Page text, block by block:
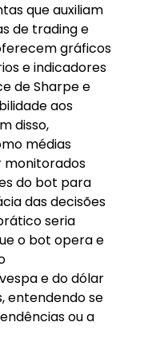
que auxiliam
de trading e
gráficos
e indicadores
de Sharpe e
aos
disso,
médias
monitorados
do bot para
das decisões
seria
o bot opera e
e do dólar
entendendo se
ou a